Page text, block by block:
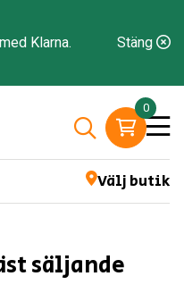
Klarna.
Stäng
0
Välj butik
säljande